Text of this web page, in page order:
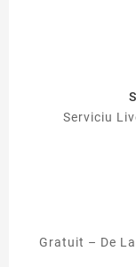
Serviciu
Gratuit – De